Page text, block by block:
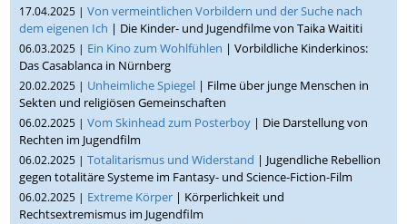
17.04.2025 |Von vermeintlichen Vorbildern und der Suche nach
dem eigenen Ich | Die Kinder- und Jugendfilme von Taika Waititi
06.03.2025 | Ein Kino zum Wohlfühlen | Vorbildliche Kinderkinos:
Das Casablanca in Nürnberg
20.02.2025 | Unheimliche Spiegel | Filme über junge Menschen in
Sekten und religiösen Gemeinschaften
06.02.2025 |Vom Skinhead zum Posterboy | Die Darstellung von
Rechten im Jugendfilm
06.02.2025 |Totalitarismus und Widerstand | Jugendliche Rebellion
gegen totalitäre Systeme im Fantasy- und Science-Fiction-Film
06.02.2025 | Extreme Körper | Körperlichkeit und
Rechtsextremismus im Jugendfilm